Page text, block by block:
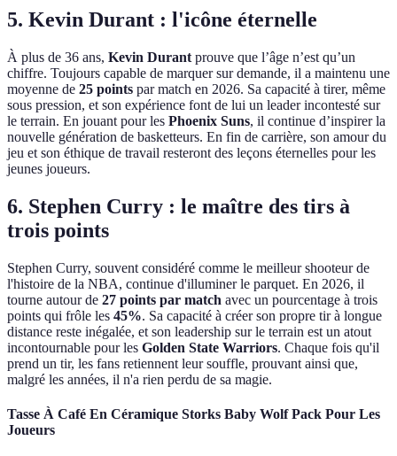
5. Kevin Durant : l'icône éternelle
À plus de 36 ans, Kevin Durant prouve que l’âge n’est qu’un
chiffre. Toujours capable de marquer sur demande, il a maintenu une
moyenne de 25 points par match en 2026. Sa capacité à tirer, même
sous pression, et son expérience font de lui un leader incontesté sur
le terrain. En jouant pour les Phoenix Suns, il continue d’inspirer la
nouvelle génération de basketteurs. En fin de carrière, son amour du
jeu et son éthique de travail resteront des leçons éternelles pour les
jeunes joueurs.
6. Stephen Curry : le maître des tirs à
trois points
Stephen Curry, souvent considéré comme le meilleur shooteur de
l'histoire de la NBA, continue d'illuminer le parquet. En 2026, il
tourne autour de 27 points par match avec un pourcentage à trois
points qui frôle les 45%. Sa capacité à créer son propre tir à longue
distance reste inégalée, et son leadership sur le terrain est un atout
incontournable pour les Golden State Warriors. Chaque fois qu'il
prend un tir, les fans retiennent leur souffle, prouvant ainsi que,
malgré les années, il n'a rien perdu de sa magie.
Tasse À Café En Céramique Storks Baby Wolf Pack Pour Les
Joueurs